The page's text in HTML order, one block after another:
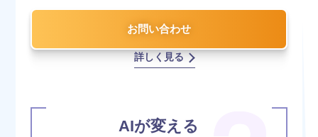
お問い合わせ
詳しく見る
AIが変える